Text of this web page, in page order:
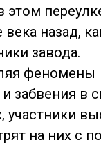
этом
назад,
завода.
феномены
забвения в
участники
на них с